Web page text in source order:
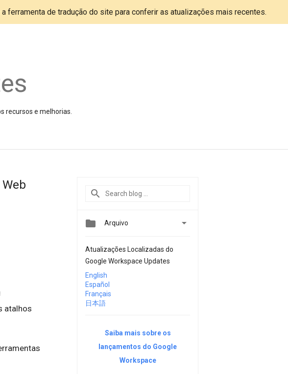
ferramenta de tradução do site para conferir as atualizações mais recentes.
recursos e melhorias.
atalhos
 Arquivo 
Atualizações Localizadas do
Google Workspace Updates
English
Español
Français
日本語
Saiba mais sobre os
lançamentos do Google
Workspace